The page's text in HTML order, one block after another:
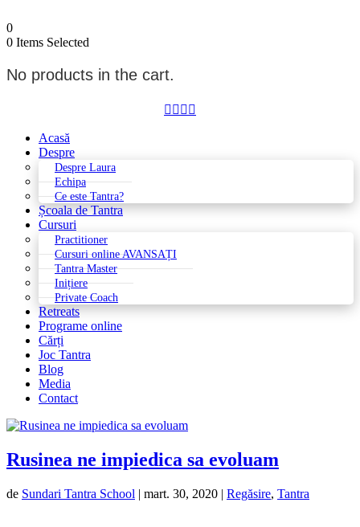
0
0 Items Selected
No products in the cart.
   
Acasă
Despre
Despre Laura
Echipa
Ce este Tantra?
Școala de Tantra
Cursuri
Practitioner
Cursuri online AVANSAȚI
Tantra Master
Inițiere
Private Coach
Retreats
Programe online
Cărți
Joc Tantra
Blog
Media
Contact
Rusinea ne impiedica sa evoluam
de Sundari Tantra School | mart. 30, 2020 | Regăsire, Tantra